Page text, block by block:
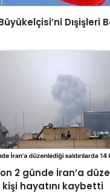
Dışişleri
2 günde İran’a
kişi hayatını kaybetti